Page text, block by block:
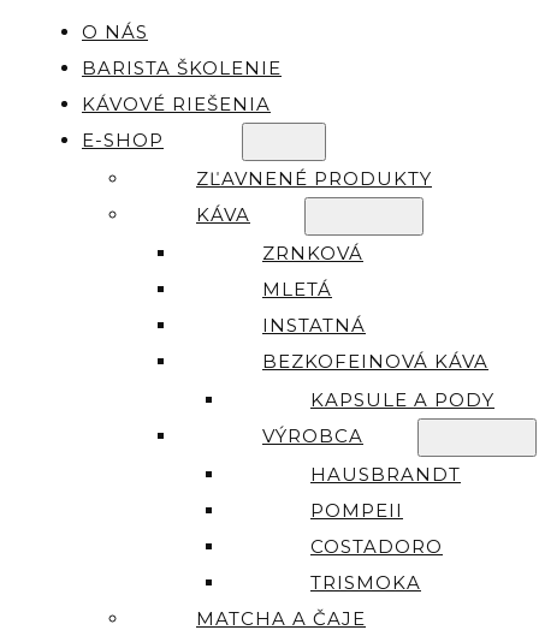
O NÁS
BARISTA ŠKOLENIE
KÁVOVÉ RIEŠENIA
E-SHOP
ZĽAVNENÉ PRODUKTY
KÁVA
ZRNKOVÁ
MLETÁ
INSTATNÁ
BEZKOFEINOVÁ KÁVA
KAPSULE A PODY
VÝROBCA
HAUSBRANDT
POMPEII
COSTADORO
TRISMOKA
MATCHA A ČAJE